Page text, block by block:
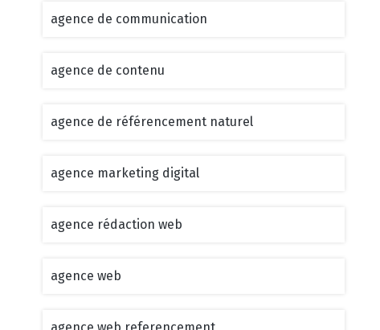
agence de communication
agence de contenu
agence de référencement naturel
agence marketing digital
agence rédaction web
agence web